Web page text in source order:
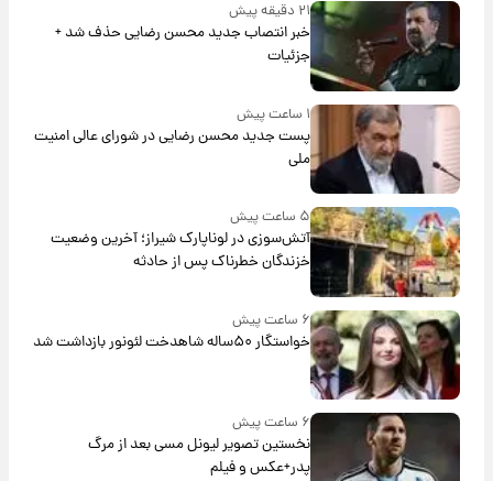
۲۱ دقیقه پیش
خبر انتصاب جدید محسن رضایی حذف شد +
جزئیات
پست جدید محسن رضایی در شورای عالی امنیت
ملی
۵ ساعت پیش
آتش‌سوزی در لوناپارک شیراز؛ آخرین وضعیت
خزندگان خطرناک پس از حادثه
۶ ساعت پیش
خواستگار ۵۰ساله شاهدخت لئونور بازداشت شد
نخستین تصویر لیونل مسی بعد از مرگ
پدر+عکس و فیلم